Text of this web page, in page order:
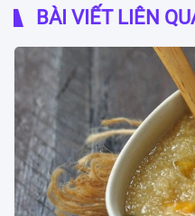
BÀI VIẾT LIÊN